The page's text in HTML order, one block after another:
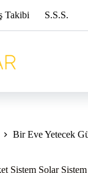
Takibi S.S.S.
Bir Eve Yetecek